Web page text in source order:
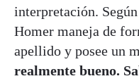
interpretación.
Homer maneja de
apellido y posee un
realmente bueno.